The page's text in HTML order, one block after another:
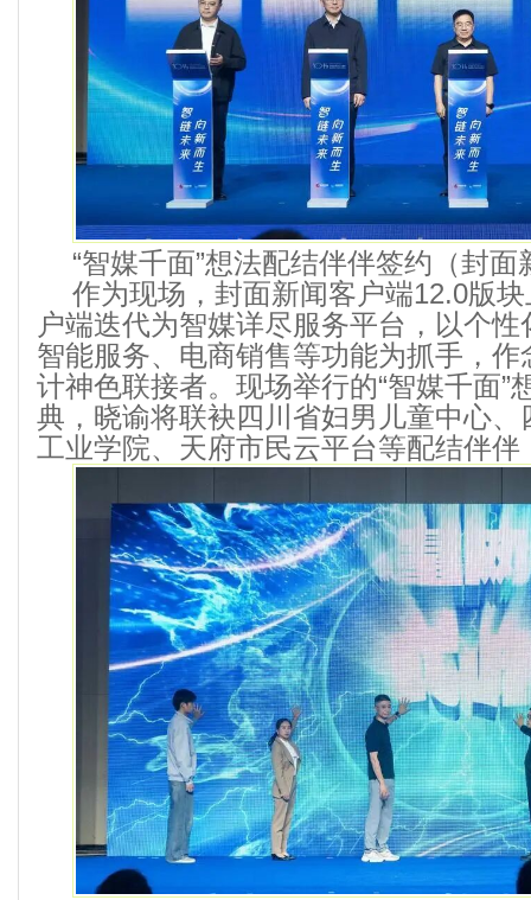
“智媒千面”想法配结伴伴签约（封
作为现场，封面新闻客户端12.0版
户端迭代为智媒详尽服务平台，以个
智能服务、电商销售等功能为抓手，
计神色联接者。现场举行的“智媒千面”
典，晓谕将联袂四川省妇男儿童中心
工业学院、天府市民云平台等配结伴